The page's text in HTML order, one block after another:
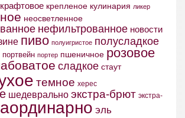
крафтовое крепленое кулинария ликер
неосветленное
нефильтрованное новости
пиво полуигристое полусладкое
портвейн портер пшеничное розовое
сладкое стаут
темное херес
шедеврально экстра-брют экстра-
эль